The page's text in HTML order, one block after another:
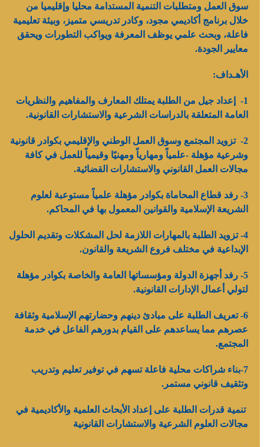
سوق العمل ومتطلبات التنمية المستدامة محليا وإقليميا من
خلال برنامج أكاديمي مجود، وكادر تدريسي متميز، وبيئة تعليمية
فاعلة، وبحث علمي يوظف المعرفة ويواكب التطورات ويحقق
معايير الجودة.
الأهـداف:
1- إعداد جيل من الطلبة يمتلك المعارف والمفاهيم والنظريات
العامة المتعلقة بالدراسات الشرعية والاستشارات القانونية.
2- تزويد المجتمع وسوق العمل الوطني والإقليمي بكوادر قانونية
وشرعية مؤهلة -علمياً ومهارياً ومهنيًا وقيمياً للعمل في كافة
مجالات العمل القانوني والاستشارات القضائية.
3- رفد قطاع المحاماة بكوادر مؤهلة علمياً مستوعبة لعلوم
الشريعة الإسلامية والقوانين المعمول بها في المحاكم.
4- تزويد الطلبة بالمهارات اللازمة لحل المشكلات وتقديم الحلول
الإبداعية في مختلف فروع الشريعة والقانون.
5- رفد أجهزة الدولة ومؤسساتها العامة والخاصة بكوادر مؤهلة
لتولي أعمال الإدارات القانونية.
6- تعريف الطلبة على مبادئ دينهم وحضارتهم الإسلامية وثقافة
عصرهم مما يساعدهم على القيام بدورهم الفاعل في خدمة
المجتمع.
7-بناء شراكات محلية فاعلة تسهم في توفير تعليم وتدريب
وتثقيف قانوني مستمر.
تنمية قدرات الطلبة على إعداد الأبحاث العلمية والأكاديمية في
مجالات العلوم الشرعية والاستشارات القانونية